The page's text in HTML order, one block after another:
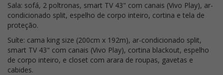
Sala: sofá, 2 poltronas, smart TV 43" com canais (Vivo Play), ar-
condicionado split, espelho de corpo inteiro, cortina e tela de
proteção.
Suíte: cama king size (200cm x 192m), ar-condicionado split,
smart TV 43" com canais (Vivo Play), cortina blackout, espelho
de corpo inteiro, e closet com arara de roupas, gavetas e
cabides.